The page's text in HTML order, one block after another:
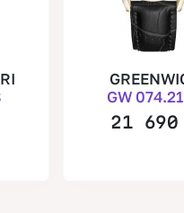
GW
21 690